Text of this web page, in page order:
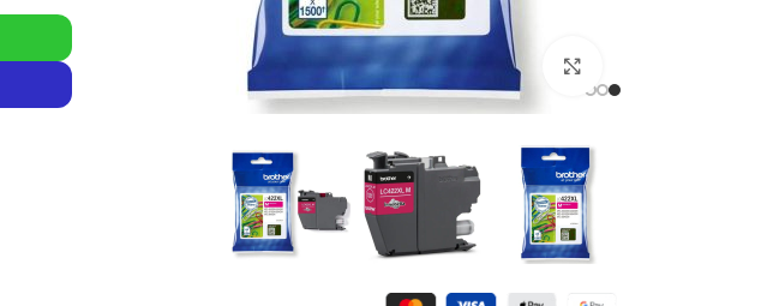
Click to enlarge